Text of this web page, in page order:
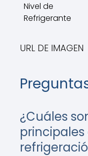
Nivel de
Refrigerante
URL DE IMAGEN
¿Cuáles